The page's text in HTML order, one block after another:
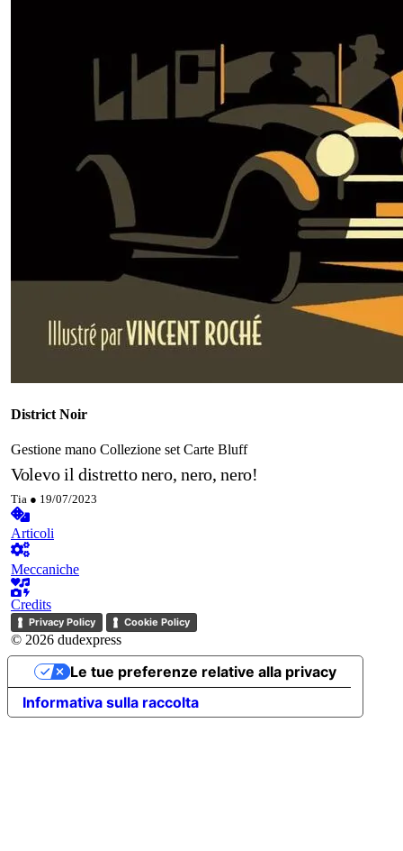
District Noir
Gestione mano Collezione set Carte Bluff
Volevo il distretto nero, nero, nero!
Tia ● 19/07/2023
Articoli
Meccaniche
Credits
Privacy Policy Cookie Policy
© 2026 dudexpress
Informativa sulla raccolta
Le tue preferenze relative alla privacy